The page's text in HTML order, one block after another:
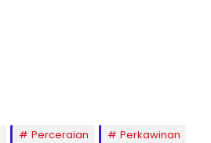
Perceraian
Perkawinan